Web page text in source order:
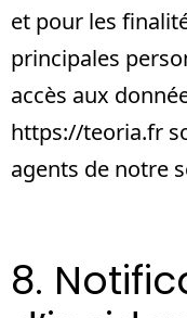
et pour les
principales
accès aux
https://teoria.fr
agents de notre
8.